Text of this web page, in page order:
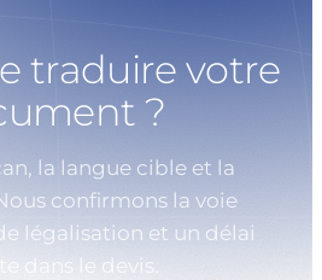
traduire votre
?
la langue cible et la
confirmons la voie
légalisation et un délai
dans le devis.